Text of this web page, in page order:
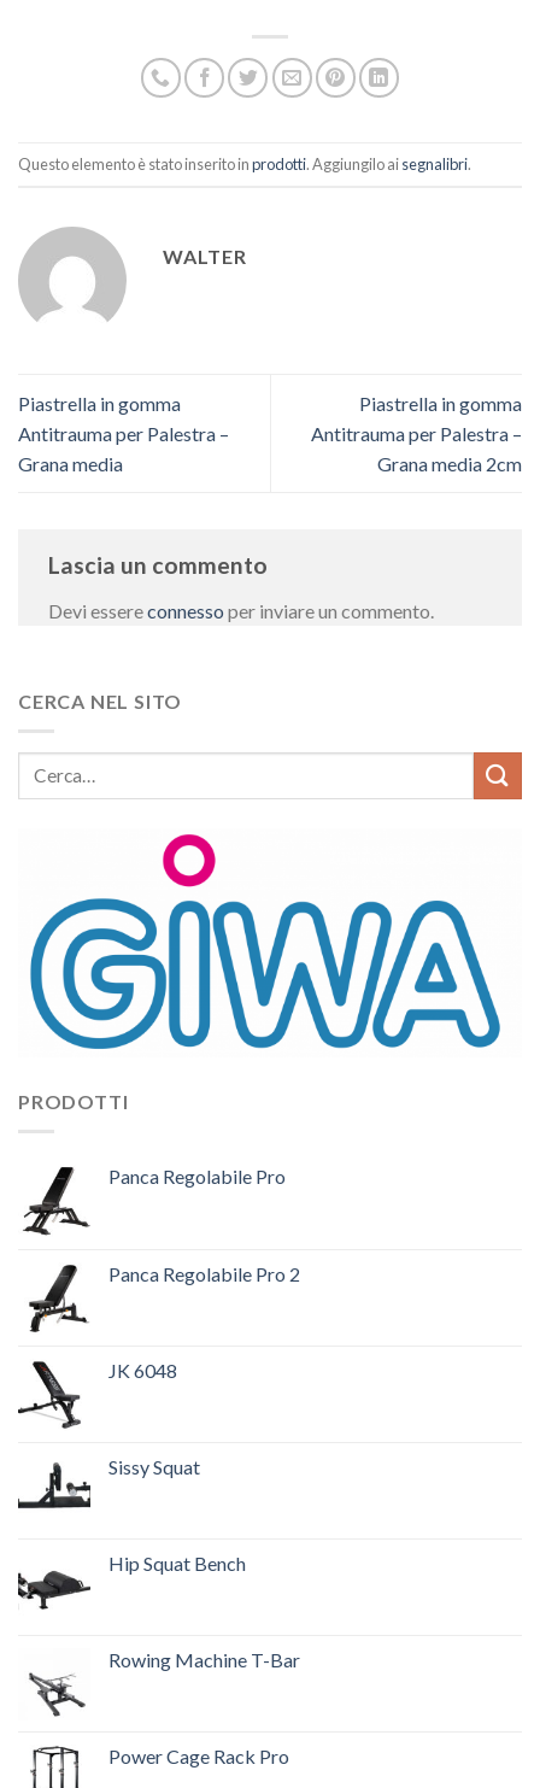
Questo elemento è stato inserito inprodotti. Aggiungilo aisegnalibri.
WALTER
Piastrella in gomma
Antitrauma per Palestra –
Grana media
Piastrella in gomma
Antitrauma per Palestra –
Grana media 2cm
Lascia un commento
Devi essereconnesso per inviare un commento.
CERCA NEL SITO
PRODOTTI
Panca Regolabile Pro
Panca Regolabile Pro 2
JK 6048
Sissy Squat
Hip Squat Bench
Rowing Machine T-Bar
Power Cage Rack Pro